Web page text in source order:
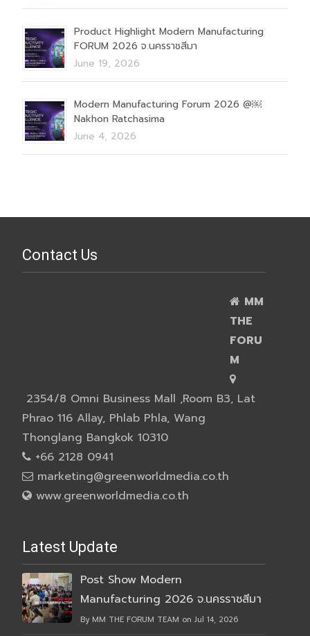
Product Highlight Modern Manufacturing
FORUM 2026 จ.นครราชสีมา
June 19, 2026
Modern Manufacturing Forum 2026 @￼
Nakhon Ratchasima
June 4, 2026
Contact Us
MM
THE
FORU
M
2354/8 Omni Business Mall ,Room B3, Lat
Phrao 116 Allay, Phlab Phla, Wang
Thonglang Bangkok 10310
+66 2128 0941
marketing@greenworldmedia.co.th
www.greenworldmedia.co.th
Latest Update
Post Show Modern
Manufacturing 2026 จ.นครราชสีมา
By MM THE FORUM TEAM on Jul 14, 2026